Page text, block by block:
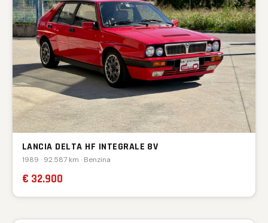
LANCIA DELTA HF INTEGRALE 8V
1989 · 92.587 km · Benzina
€ 32.900